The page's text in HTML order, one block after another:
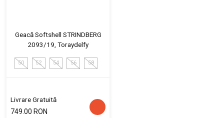
Geacă Softshell STRINDBERG
2093/19, Toraydelfy
50 52 54 56 58
Livrare Gratuită
749.00 RON